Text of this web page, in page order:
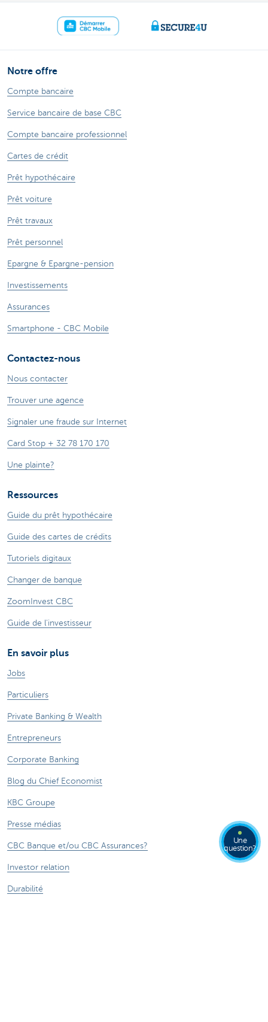
Notre offre
Compte bancaire
Service bancaire de base CBC
Compte bancaire professionnel
Cartes de crédit
Prêt hypothécaire
Prêt voiture
Prêt travaux
Prêt personnel
Epargne & Epargne-pension
Investissements
Assurances
Smartphone - CBC Mobile
Contactez-nous
Nous contacter
Trouver une agence
Signaler une fraude sur Internet
Card Stop + 32 78 170 170
Une plainte?
Ressources
Guide du prêt hypothécaire
Guide des cartes de crédits
Tutoriels digitaux
Changer de banque
ZoomInvest CBC
Guide de l'investisseur
En savoir plus
Jobs
Particuliers
Private Banking & Wealth
Entrepreneurs
Corporate Banking
Blog du Chief Economist
KBC Groupe
Presse médias
CBC Banque et/ou CBC Assurances?
Investor relation
Durabilité
Une
question?